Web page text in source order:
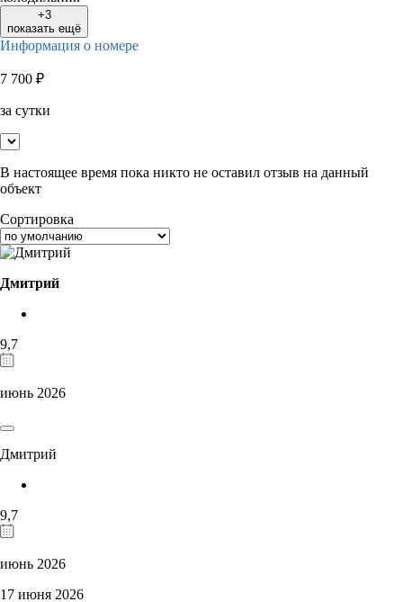
+3
показать ещё
Информация о номере
7 700 ₽
за сутки
В настоящее время пока никто не оставил отзыв на данный
объект
Сортировка
Дмитрий
9,7
июнь 2026
Дмитрий
9,7
июнь 2026
17 июня 2026